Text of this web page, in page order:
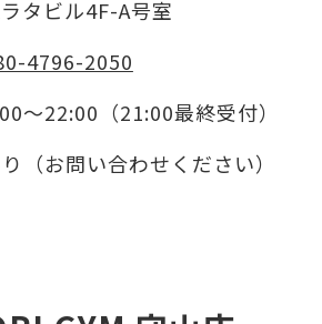
タビル4F-A号室
4796-2050
～22:00（21:00最終受付）
（お問い合わせください）